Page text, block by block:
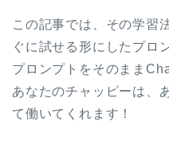
この記事では、その学習
ぐに試せる形にしたプロ
プロンプトをそのまま
あなたのチャッピーは、
て働いてくれます！